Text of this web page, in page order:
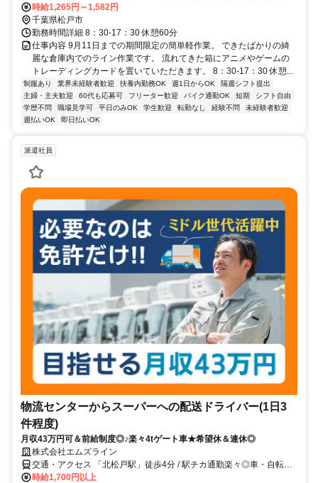
ス10分、降りて目の前
時給1,265円～1,582円
千葉県松戸市
勤務時間詳細 8：30-17：30 休憩60分
仕事内容 9月11日までの期間限定の簡単軽作業。 できたばかりの綺
麗な倉庫内でのライン作業です。 流れてきた箱にアニメやゲームの
トレーディングカードを置いていただきます。 8：30-17：30 休憩...
制服あり 業界未経験者歓迎 扶養内勤務OK 週1日からOK
隔週シフト提出
主婦・主夫歓迎
60代も応募可 フリーター歓迎 バイク通勤OK 短期
シフト自由
学歴不問
職場見学可 平日のみOK 学生歓迎 転勤なし 経験不問
未経験者歓迎
週払いOK
即日払いOK
派遣社員
物流センターからスーパーへの配送ドライバー(1日3
件程度)
月収43万円可＆前給制度◎♪楽々4tゲート車★希望休＆連休◎
株式会社エムズライン
交通・アクセス 「北松戸駅」徒歩4分 / 駅チカ通勤楽々◎車・自転
車・バイク通勤OK！/ 「柏駅」「我孫子駅」「松戸駅」「流山おおた
時給1,700円以上